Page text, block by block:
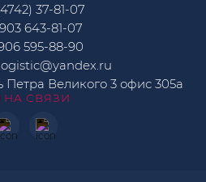
37-81-07
643-81-07
595-88-90
Великого 3 офис 305а
СВЯЗИ